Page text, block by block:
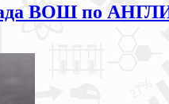
ВОШ по